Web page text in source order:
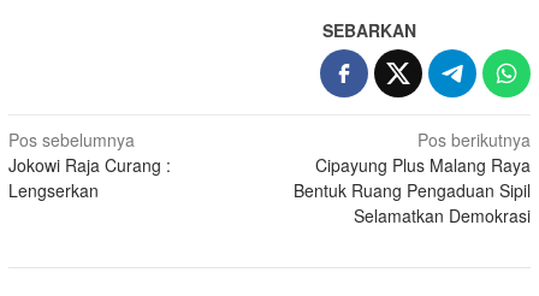
SEBARKAN
Navigasi
pos
Pos sebelumnya
Jokowi Raja Curang :
Lengserkan
Pos berikutnya
Cipayung Plus Malang Raya
Bentuk Ruang Pengaduan Sipil
Selamatkan Demokrasi